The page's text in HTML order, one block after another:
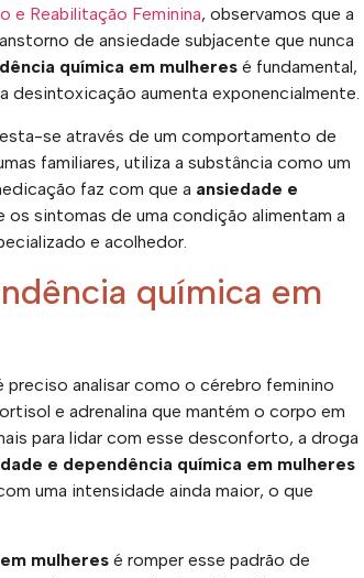
e Reabilitação Feminina, observamos que a
de ansiedade subjacente que nunca
química em mulheres é fundamental,
desintoxicação aumenta exponencialmente.
se através de um comportamento de
familiares, utiliza a substância como um
faz com que a ansiedade e
sintomas de uma condição alimentam a
e acolhedor.
química em
preciso analisar como o cérebro feminino
e adrenalina que mantém o corpo em
para lidar com esse desconforto, a droga
e dependência química em mulheres
uma intensidade ainda maior, o que
mulheres é romper esse padrão de